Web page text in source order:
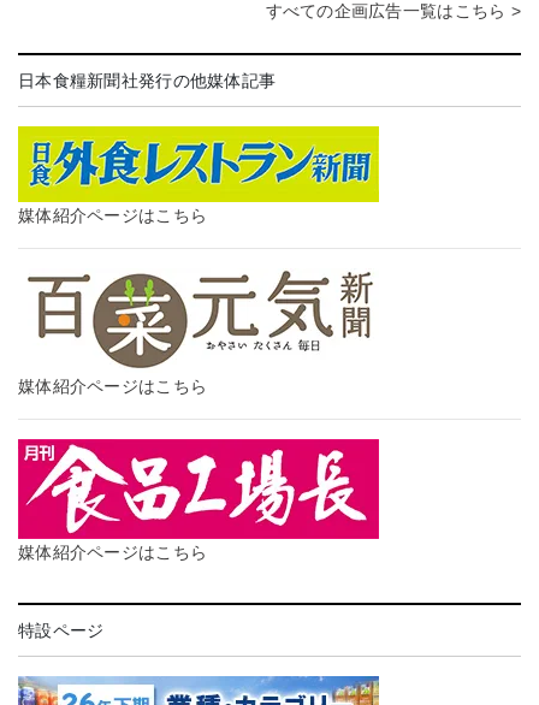
すべての企画広告一覧はこちら >
日本食糧新聞社発行の他媒体記事
媒体紹介ページはこちら
媒体紹介ページはこちら
媒体紹介ページはこちら
特設ページ